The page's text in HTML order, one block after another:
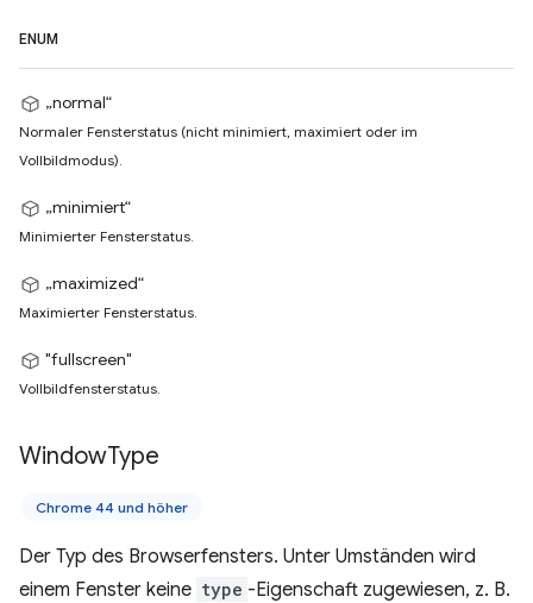
ENUM
„normal“
Normaler Fensterstatus (nicht minimiert, maximiert oder im
Vollbildmodus).
„minimiert“
Minimierter Fensterstatus.
„maximized“
Maximierter Fensterstatus.
"fullscreen"
Vollbildfensterstatus.
WindowType
Chrome 44 und höher
Der Typ des Browserfensters. Unter Umständen wird
einem Fenster keine type -Eigenschaft zugewiesen, z. B.